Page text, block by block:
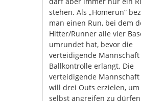
stehen. Als „Homerun“
man einen Run, bei dem
Hitter/Runner alle vier
umrundet hat, bevor die
verteidigende Mannschaft
Ballkontrolle erlangt. Die
verteidigende
will drei Outs erzielen,
selbst angreifen zu